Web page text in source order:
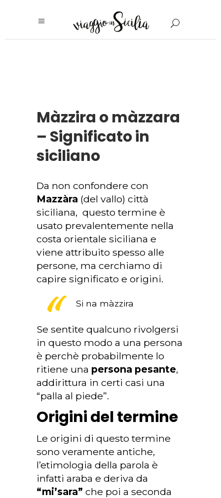
Màzzira o màzzara
– Significato in
siciliano
Da non confondere con
Mazzàra (del vallo) città
siciliana, questo termine è
usato prevalentemente nella
costa orientale siciliana e
viene attribuito spesso alle
persone, ma cerchiamo di
capire significato e origini.
Si na màzzira
Se sentite qualcuno rivolgersi
in questo modo a una persona
è perchè probabilmente lo
ritiene una persona pesante,
addirittura in certi casi una
“palla al piede”.
Origini del termine
Le origini di questo termine
sono veramente antiche,
l’etimologia della parola è
infatti araba e deriva da
“mi’sara” che poi a seconda